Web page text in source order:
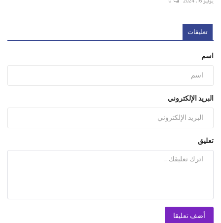
تعليقات
اسم
البريد الإلكتروني
تعليق
أضف تعليقا